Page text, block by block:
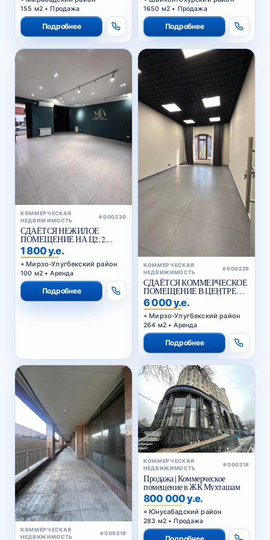
155 м2 • Продажа
Подробнее
1650 м2 • Продажа
Подробнее
НЕДВИЖИМОСТЬ
СДАЁТСЯ НЕЖИЛОЕ
ПОМЕЩЕНИЕ НА Ц2, 2
ЛИНИЯ ВДОЛЬ ДОРОГИ
1 800 у.е.
Мирзо-Улугбекский район
100 м2 • Аренда
Подробнее
НЕДВИЖИМОСТЬ
СДАЁТСЯ КОММЕРЧЕСКОЕ
ПОМЕЩЕНИЕ В ЦЕНТРЕ
ГОРОДА НА ПЕРВОЙ
ЛИНИИ
6 000 у.е.
Мирзо-Улугбекский район
264 м2 • Аренда
Подробнее
НЕДВИЖИМОСТЬ
НЕДВИЖИМОСТЬ
Продажа | Коммерческое
помещение в ЖК Мухташам
800 000 у.е.
Юнусабадский район
283 м2 • Продажа
Подробнее